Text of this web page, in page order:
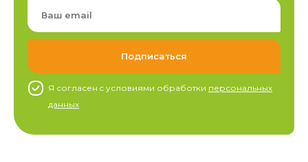
Я согласен c условиями обработки персональных
данных